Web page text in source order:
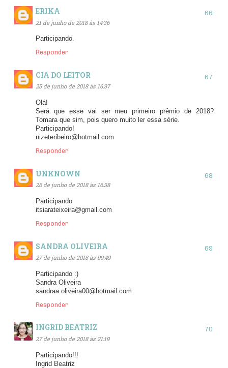
ERIKA
21 de junho de 2018 às 14:36
Participando.
Responder
CIA DO LEITOR
25 de junho de 2018 às 16:37
Olá!
Será que esse vai ser meu primeiro prêmio de 2018?
Tomara que sim, pois quero muito ler essa série.
Participando!
nizeteribeiro@hotmail.com
Responder
UNKNOWN
26 de junho de 2018 às 16:38
Participando
itsiarateixeira@gmail.com
Responder
SANDRA OLIVEIRA
27 de junho de 2018 às 09:49
Participando :)
Sandra Oliveira
sandraa.oliveira00@hotmail.com
Responder
INGRID BEATRIZ
27 de junho de 2018 às 21:19
Participando!!!
Ingrid Beatriz